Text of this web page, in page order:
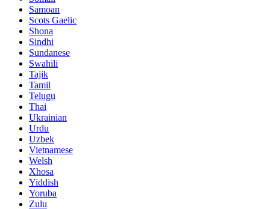
Samoan
Scots Gaelic
Shona
Sindhi
Sundanese
Swahili
Tajik
Tamil
Telugu
Thai
Ukrainian
Urdu
Uzbek
Vietnamese
Welsh
Xhosa
Yiddish
Yoruba
Zulu